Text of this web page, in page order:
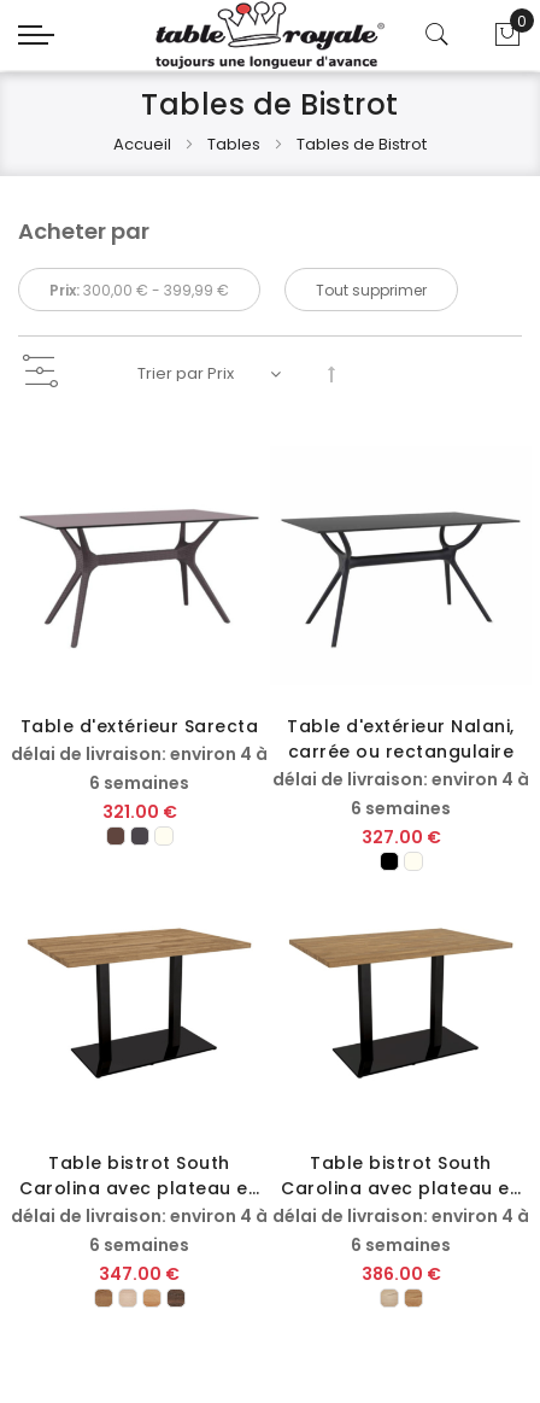
0
Tables de Bistrot
Accueil Tables Tables de Bistrot
Acheter par
Prix:300,00 € - 399,99 € Tout supprimer
Table d'extérieur Sarecta
délai de livraison: environ 4 à
6 semaines
321.00 €
Table d'extérieur Nalani,
carrée ou rectangulaire
délai de livraison: environ 4 à
6 semaines
327.00 €
Table bistrot South
Carolina avec plateau en
hêtre massif
délai de livraison: environ 4 à
6 semaines
347.00 €
Table bistrot South
Carolina avec plateau en
chêne massif
délai de livraison: environ 4 à
6 semaines
386.00 €